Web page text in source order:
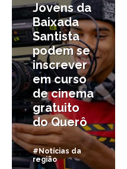
Jovens da
Baixada
Santista
podem se
inscrever
em curso
de cinema
gratuito
do Querô
#Notícias da
região